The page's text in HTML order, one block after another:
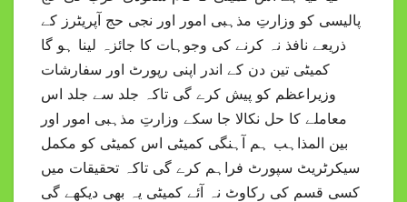
پالیسی کو وزارتِ مذہبی امور اور نجی حج آپریٹرز کے
ذریعے نافذ نہ کرنے کی وجوہات کا جائزہ لینا ہو گا
کمیٹی تین دن کے اندر اپنی رپورٹ اور سفارشات
وزیراعظم کو پیش کرے گی تاکہ جلد سے جلد اس
معاملے کا حل نکالا جا سکے وزارتِ مذہبی امور اور
بین المذاہب ہم آہنگی کمیٹی اس کمیٹی کو مکمل
سیکرٹریٹ سپورٹ فراہم کرے گی تاکہ تحقیقات میں
کسی قسم کی رکاوٹ نہ آئے کمیٹی یہ بھی دیکھے گی